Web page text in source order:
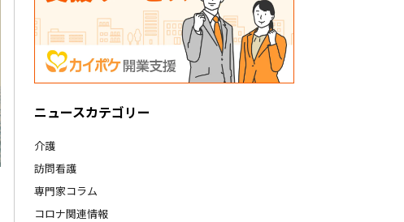
ニュースカテゴリー
介護
訪問看護
専門家コラム
コロナ関連情報